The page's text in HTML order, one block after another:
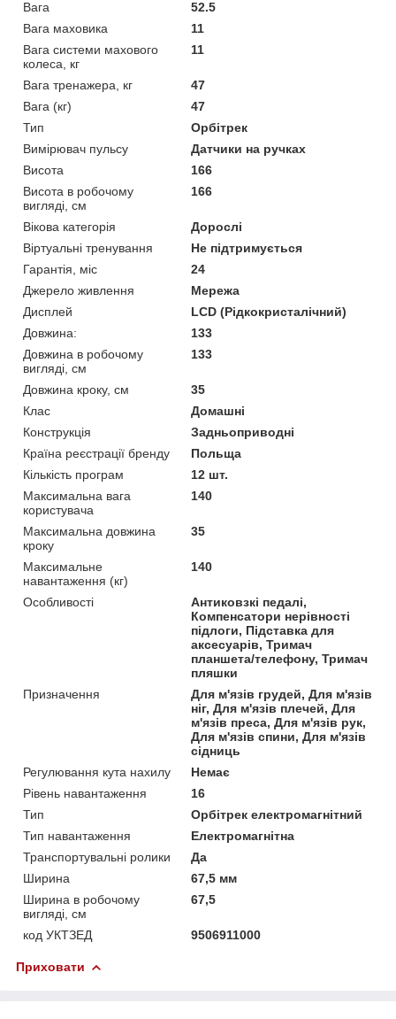
Вага
52.5
Вага маховика
11
Вага системи махового
колеса, кг
11
Вага тренажера, кг
47
Вага (кг)
47
Тип
Орбітрек
Вимірювач пульсу
Датчики на ручках
Висота
166
Висота в робочому
вигляді, см
166
Вікова категорія
Дорослі
Віртуальні тренування
Не підтримується
Гарантія, міс
24
Джерело живлення
Мережа
Дисплей
LCD (Рідкокристалічний)
Довжина:
133
Довжина в робочому
вигляді, см
133
Довжина кроку, см
35
Клас
Домашні
Конструкція
Задньоприводні
Країна реєстрації бренду
Польща
Кількість програм
12 шт.
Максимальна вага
користувача
140
Максимальна довжина
кроку
35
Максимальне
навантаження (кг)
140
Особливості
Антиковзкі педалі,
Компенсатори нерівності
підлоги, Підставка для
аксесуарів, Тримач
планшета/телефону, Тримач
пляшки
Призначення
Для м'язів грудей, Для м'язів
ніг, Для м'язів плечей, Для
м'язів преса, Для м'язів рук,
Для м'язів спини, Для м'язів
сідниць
Регулювання кута нахилу
Немає
Рівень навантаження
16
Тип
Орбітрек електромагнітний
Тип навантаження
Електромагнітна
Транспортувальні ролики
Да
Ширина
67,5 мм
Ширина в робочому
вигляді, см
67,5
код УКТЗЕД 9506911000
Приховати